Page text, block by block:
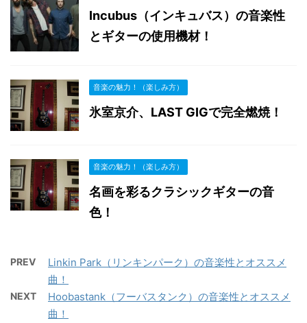
Incubus（インキュバス）の音楽性
とギターの使用機材！
音楽の魅力！（楽しみ方）
氷室京介、LAST GIGで完全燃焼！
音楽の魅力！（楽しみ方）
名画を彩るクラシックギターの音
色！
PREV
Linkin Park（リンキンパーク）の音楽性とオススメ
曲！
NEXT
Hoobastank（フーバスタンク）の音楽性とオススメ
曲！